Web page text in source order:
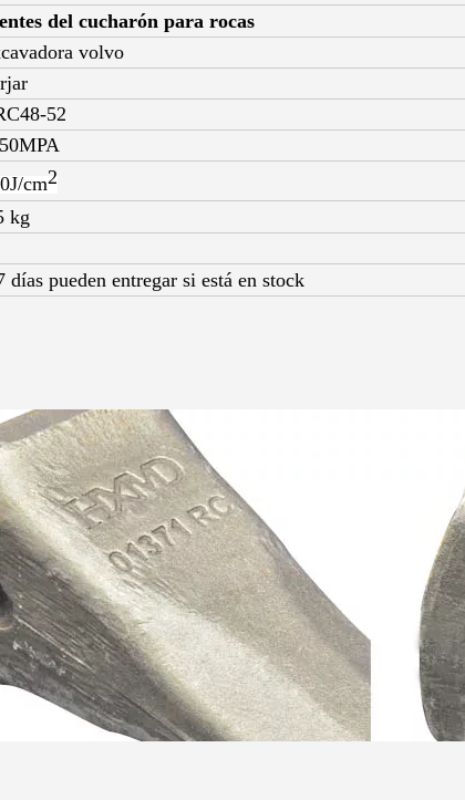
del cucharón para rocas
volvo
52
cm2
kg
días pueden entregar si está en stock